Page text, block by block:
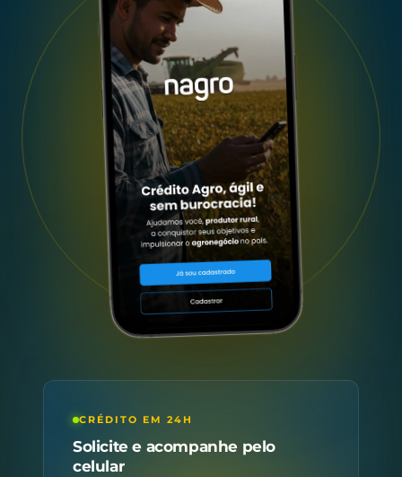
CRÉDITO EM 24H
Solicite e acompanhe pelo
celular